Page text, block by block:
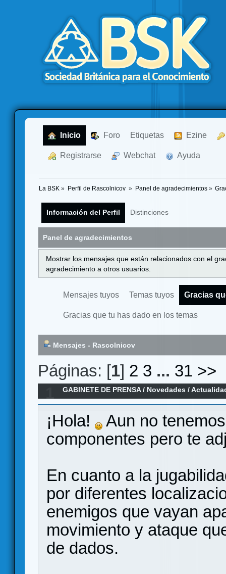
Inicio Foro Etiquetas Ezine
Registrarse Webchat Ayuda
La BSK » Perfil de Rascolnicov » Panel de agradecimientos»
Información del Perfil Distinciones
Panel de agradecimientos
Mostrar los mensajes que están relacionados con el
agradecimiento a otros usuarios.
Mensajes tuyos Temas tuyos Gracias
Gracias que tu has dado en los temas
Mensajes - Rascolnicov
Páginas: [1] 2 3 ... 31 >>
GABINETE DE PRENSA/ Novedades /
juego de mesa
¡Hola!
Aun no
componentes pero te
En cuanto a la
por diferentes
enemigos que vayan
movimiento y ataque
de dados.